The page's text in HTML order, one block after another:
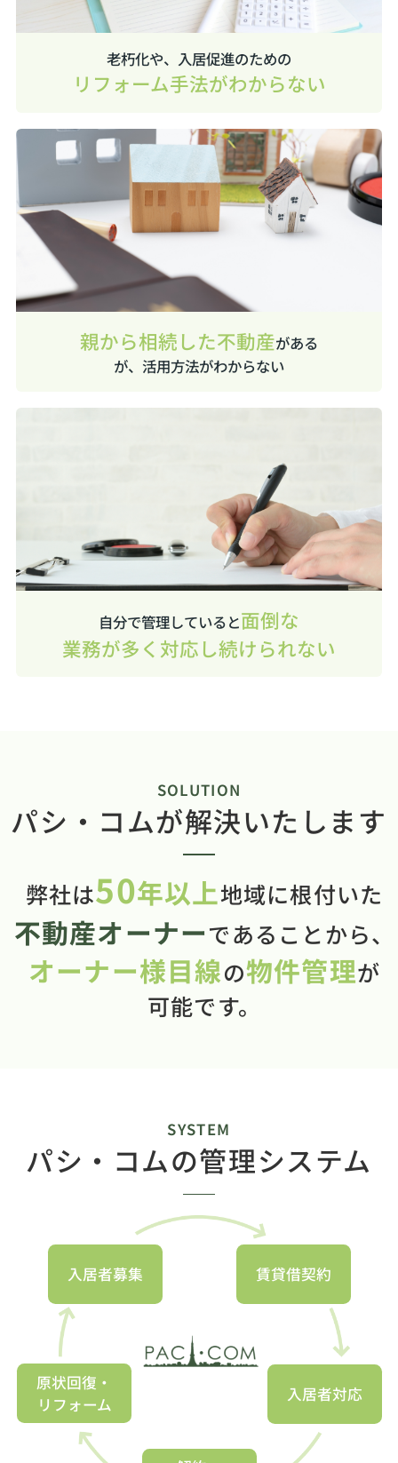
老朽化や、入居促進のための
リフォーム手法がわからない
親から相続した不動産がある
が、活用方法がわからない
自分で管理していると面倒な
業務が多く対応し続けられない
SOLUTION
パシ・コムが解決いたします
弊社は50年以上地域に根付いた
不動産オーナーであることから、
オーナー様目線の物件管理が
可能です。
SYSTEM
パシ・コムの管理システム
入居者募集 賃貸借契約
入居者対応
原状回復・
リフォーム